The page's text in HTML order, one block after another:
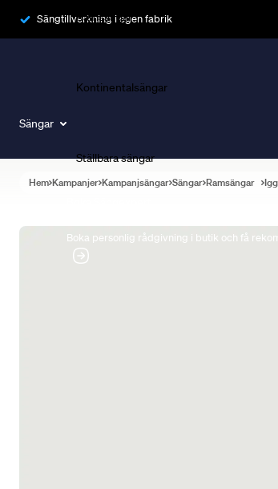
Sängtillverkning i egen fabrik
Sängar
Ramsängar
Kontinentalsängar
Ställbara sängar
Boka personlig rådgivning i butik och få
Hem Kampanjer Kampanjsängar Sängar Ramsängar